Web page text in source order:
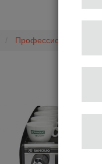
Профессиональные